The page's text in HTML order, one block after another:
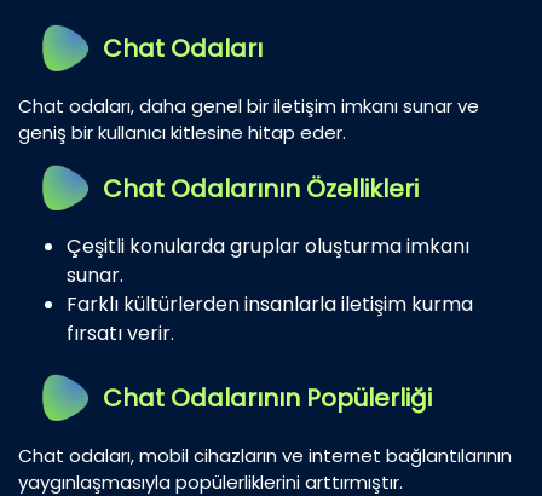
Chat Odaları
Chat odaları, daha genel bir iletişim imkanı sunar ve
geniş bir kullanıcı kitlesine hitap eder.
Chat Odalarının Özellikleri
Çeşitli konularda gruplar oluşturma imkanı
sunar.
Farklı kültürlerden insanlarla iletişim kurma
fırsatı verir.
Chat Odalarının Popülerliği
Chat odaları, mobil cihazların ve internet bağlantılarının
yaygınlaşmasıyla popülerliklerini arttırmıştır.